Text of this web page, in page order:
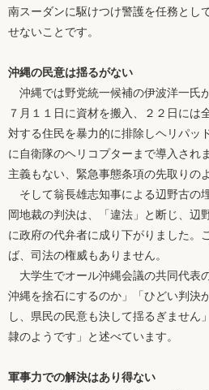
南スーダンに駆けつけ警護を任務とし
せないことです。
沖縄の民意は揺るがない
沖縄では野党統一候補の伊波洋一氏
７月１１日に資材を搬入、２２日には
対する住民を暴力的に排除しヘリパッ
に自衛隊のヘリコプターまで導入され
主義もない、緊急事態条項の先取りの
そして翁長雄志知事による辺野古の
岡地裁の判決は、「違法」と断じ、辺
に政府の代弁者に成り下がりました。
ば、司法の権威もありません。
大学生でオール沖縄会議の共同代表
沖縄を捨石にするのか」「ひどい判決
し、県民の民意も決して揺るぎません
隷のようです」と述べています。
軍事力での解決はあり得ない